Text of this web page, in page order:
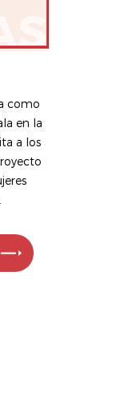
como
en la
a los